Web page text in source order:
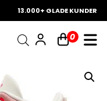
13.000+ GLADE KUNDER
0
returret